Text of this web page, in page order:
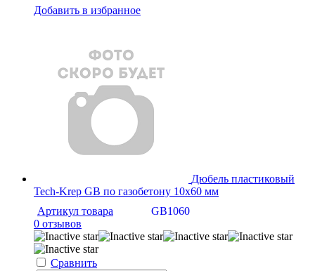
Добавить в избранное
Дюбель пластиковый
Tech-Krep GB по газобетону 10х60 мм
Артикул товара
GB1060
0 отзывов
Сравнить